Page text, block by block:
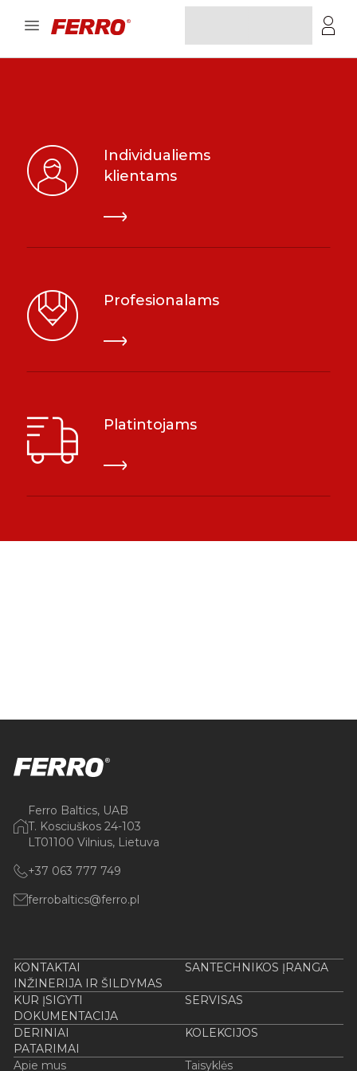
Individualiems
klientams
Profesionalams
Platintojams
Ferro Baltics, UAB
T. Kosciuškos 24-103
LT01100 Vilnius, Lietuva
+37 063 777 749
ferrobaltics@ferro.pl
KONTAKTAI
SANTECHNIKOS ĮRANGA
INŽINERIJA IR ŠILDYMAS
KUR ĮSIGYTI
SERVISAS
DOKUMENTACIJA
DERINIAI
KOLEKCIJOS
PATARIMAI
Apie mus
Taisyklės